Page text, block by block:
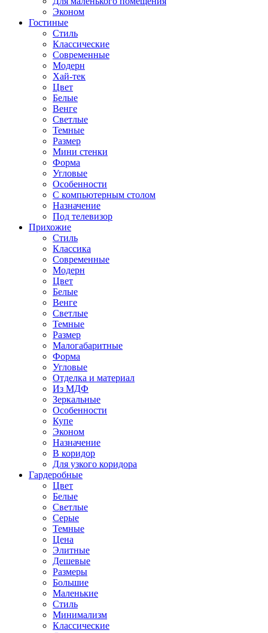
Эконом
Гостиные
Стиль
Классические
Современные
Модерн
Хай-тек
Цвет
Белые
Венге
Светлые
Темные
Размер
Мини стенки
Форма
Угловые
Особенности
С компьютерным столом
Назначение
Под телевизор
Прихожие
Стиль
Классика
Современные
Модерн
Цвет
Белые
Венге
Светлые
Темные
Размер
Малогабаритные
Форма
Угловые
Отделка и материал
Из МДФ
Зеркальные
Особенности
Купе
Эконом
Назначение
В коридор
Для узкого коридора
Гардеробные
Цвет
Белые
Светлые
Серые
Темные
Цена
Элитные
Дешевые
Размеры
Большие
Маленькие
Стиль
Минимализм
Классические